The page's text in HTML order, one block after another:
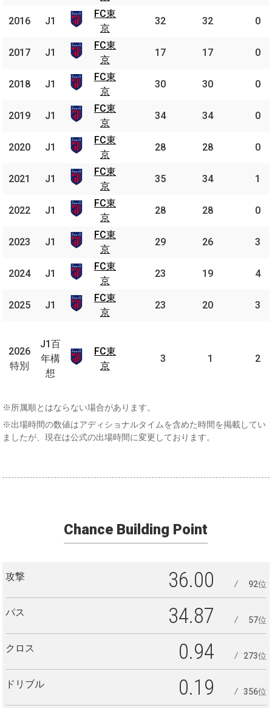
2016
FC
東京
32 32 0
2017
FC
東京
17 17 0
2018
FC
東京
30 30 0
2019
FC
東京
34 34 0
2020
FC
東京
28 28 0
2021
FC
東京
35 34 1
2022
FC
東京
28 28 0
2023
FC
東京
29 26 3
2024
FC
東京
23 19 4
2025
FC
東京
23 20 3
2026
特別
百
年
FC
東京
3 1 2
2016 J1
FC東
京
2017 J1
FC東
京
2018 J1
FC東
京
2019 J1
FC東
京
2020 J1
FC東
京
2021 J1
FC東
京
2022 J1
FC東
京
2023 J1
FC東
京
2024 J1
FC東
京
2025 J1
FC東
京
2026
特別
J1百
年構
想
FC東
京
※所属順とはならない場合があります。
※出場時間の数値はアディショナルタイムを含めた時間を掲載してい
ましたが、現在は公式の出場時間に変更しております。
Chance Building Point
攻撃 36.00 92位
パス 34.87 57位
クロス 0.94 273位
ドリブル 0.19 356位